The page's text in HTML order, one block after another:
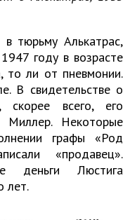
тюрьму Алькатрас,
году в возрасте
то ли от пневмонии.
В свидетельстве о
всего, его
Некоторые
графы «Род
«продавец».
деньги Люстига
лет.